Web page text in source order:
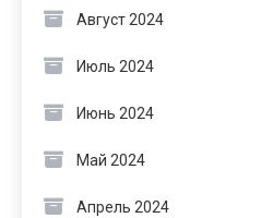
Август 2024
Июль 2024
Июнь 2024
Май 2024
Апрель 2024